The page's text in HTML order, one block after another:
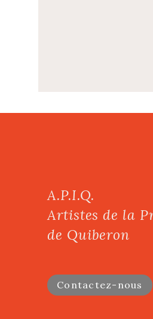
A.P.I.Q.
Artistes de la
de Quiberon
Contactez-nous